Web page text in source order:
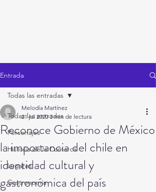
Entrada
Todas las entradas
Personajes
Historia de la Comarca
Lugares
Gastronomía
Todas las entradas
Reconoce Gobierno de México
la importancia del chile en
identidad cultural y
gastronómica del país
Melodía Martínez
21 jul 2020 3 min de lectura